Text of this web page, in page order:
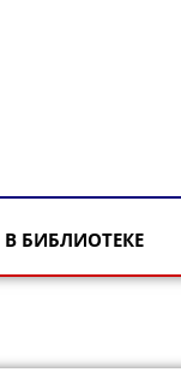
БИБЛИОТЕКЕ